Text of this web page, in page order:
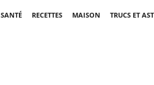
SANTÉ RECETTES MAISON TRUCS ET